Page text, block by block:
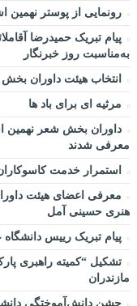
اشکواره حسینی از
نشست هماهنگی و
برگزار شد
برای وطن…
دانشگاه علوم و فنون
رونمایی از پوستر
پیام تبریک حمیدرضا
به‌مناسبت روز خبرنگار
انتخاب هیئت داوران
مرثیه ای برای باد ها
داوران بخش شعر نهمین
معرفی شدند
استمرار خدمت
معرفی اعضای هیئت
هنری حسینی آمل
پیام تبریک رییس
تشکیل “کمیته راهبری
مازندران
جشن دانش‌آموختگی